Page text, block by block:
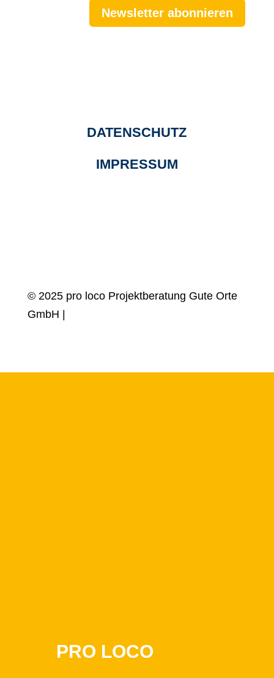
Newsletter abonnieren
DATENSCHUTZ
IMPRESSUM
© 2025 pro loco Projektberatung Gute Orte
GmbH |
PRO LOCO